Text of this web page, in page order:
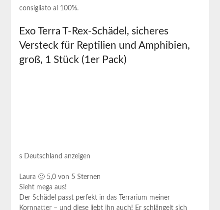
consigliato al 100%.
Exo Terra T-Rex-Schädel, sicheres
Versteck für Reptilien und Amphibien,
groß, 1 Stück (1er Pack)
s Deutschland ⁢anzeigen
Laura 🙂 5,0 von 5 Sternen
Sieht mega aus!
Der Schädel passt perfekt in das Terrarium ⁣meiner
Kornnatter – und diese liebt ihn auch! ⁣Er schlängelt sich